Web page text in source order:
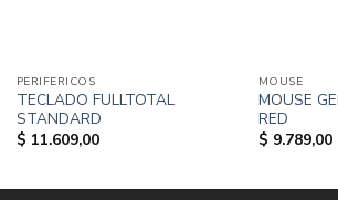
PERIFERICOS
TECLADO FULLTOTAL
STANDARD
$ 11.609,00
MOUSE
MOUSE
RED
$ 9.789,00